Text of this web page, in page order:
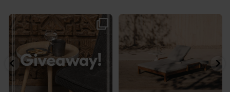
🎉 GIVEAWAY 🎉⁠
Vind det stilfulde Sasha...
220 237
☀️ Sommerens favorit til terrassen ☀️⁠
8 0